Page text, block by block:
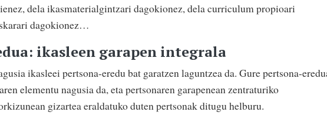
dela ikasmaterialgintzari dagokionez, dela curriculum propioari
dagokionez…
ikasleen garapen integrala
ikasleei pertsona-eredu bat garatzen laguntzea da. Gure pertsona-
elementu nagusia da, eta pertsonaren garapenean zentraturiko
gizartea eraldatuko duten pertsonak ditugu helburu.